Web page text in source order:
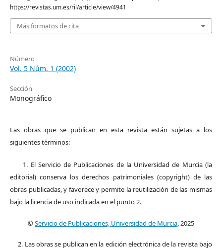
https://revistas.um.es/ril/article/view/4941
Más formatos de cita
Número
Vol. 5 Núm. 1 (2002)
Sección
Monográfico
Las obras que se publican en esta revista están sujetas a los
siguientes términos:
1. El Servicio de Publicaciones de la Universidad de Murcia (la
editorial) conserva los derechos patrimoniales (copyright) de las
obras publicadas, y favorece y permite la reutilización de las mismas
bajo la licencia de uso indicada en el punto 2.
©Servicio de Publicaciones, Universidad de Murcia, 2025
2. Las obras se publican en la edición electrónica de la revista bajo